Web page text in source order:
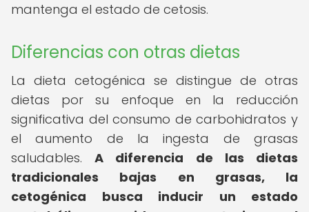
mantenga el estado de cetosis.
Diferencias con otras dietas
La dieta cetogénica se distingue de otras
dietas por su enfoque en la reducción
significativa del consumo de carbohidratos y
el aumento de la ingesta de grasas
saludables.A diferencia de las dietas
tradicionales bajas en grasas, la
cetogénica busca inducir un estado